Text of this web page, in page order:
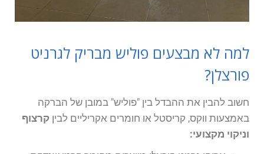
למה לא מבצעים פוליש מבריק לגרניט
פורצלן?
חשוב להבין את ההבדל בין "פוליש" במובן של הברקה
באמצעות ווקס, קריסטל או חומרים אקריליים לבין קרצוף
וניקוי מקצועי: